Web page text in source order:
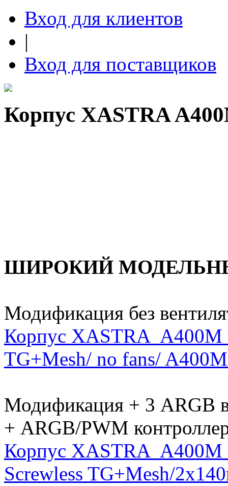
Вход для клиентов
|
Вход для поставщиков
Корпус XASTRA
ШИРОКИЙ
Модификация без
Корпус XASTRA A400M
TG+Mesh/ no fans/
Модификация + 3 ARGB
+ ARGB/PWM
Корпус XASTRA A400M
Screwless TG+Mesh/